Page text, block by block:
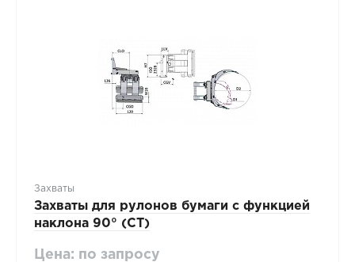
Захваты
Захваты для рулонов бумаги с функцией
наклона 90° (CT)
Цена: по запросу